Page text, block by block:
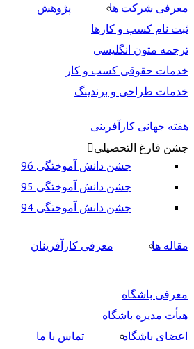
معرفی شرکت ها
پژوهش
ثبت نام کسب و کارها
ترجمه متون انگلیسی
خدمات حقوقی کسب و کار
خدمات طراحی و برندینگ
هفته جهانی کارآفرینی
جشن فارغ التحصیلی
جشن دانش آموختگی 96
جشن دانش آموختگی 95
جشن دانش آموختگی 94
مقاله ها معرفی کارآفرینان
معرفی باشگاه
هیأت مدیره باشگاه
اعضای باشگاه
تماس با ما